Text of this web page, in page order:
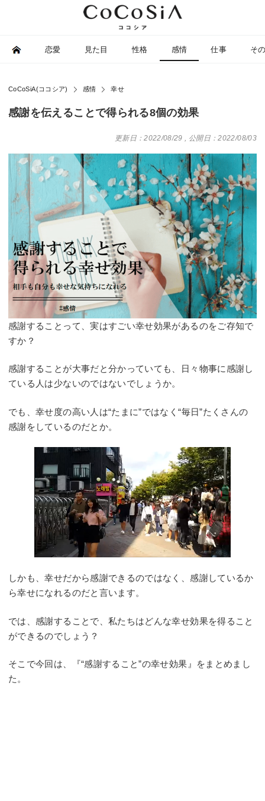
恋愛 見た目 性格 感情 仕事 そ
CoCoSiA(ココシア) 感情 幸せ
感謝を伝えることで得られる8個の効果
更新日：2022/08/29 , 公開日：2022/08/03
感謝することって、実はすごい幸せ効果があるのをご存知で
すか？
感謝することが大事だと分かっていても、日々物事に感謝し
ている人は少ないのではないでしょうか。
でも、幸せ度の高い人は“たまに”ではなく“毎日”たくさんの
感謝をしているのだとか。
しかも、幸せだから感謝できるのではなく、感謝しているか
ら幸せになれるのだと言います。
では、感謝することで、私たちはどんな幸せ効果を得ること
ができるのでしょう？
そこで今回は、『“感謝すること”の幸せ効果』をまとめまし
た。